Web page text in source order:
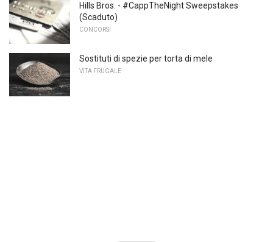
Hills Bros. - #CappTheNight Sweepstakes
(Scaduto)
CONCORSI
Sostituti di spezie per torta di mele
VITA FRUGALE